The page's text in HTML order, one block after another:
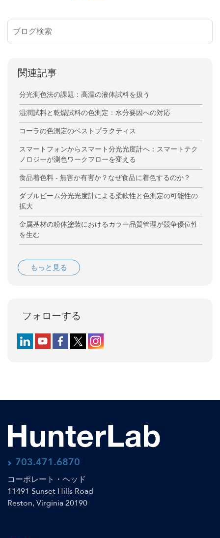
関連記事
分光測色法の課題：高温の液体試料を扱う
湿潤試料と乾燥試料の色測定：水分要因への対応
コーラの色測定のベストプラクティス
スマートフォンからスマート分光光度計へ：スマートテク
ノロジーが測色ワークフローを変える
食品着色料 - 無害か有害か？なぜ食品に着色するのか？
ダブルビーム分光光度計による柔軟性と色測定の可能性の
拡大
金属基材の粉体塗装におけるカラー品質管理が競争優位性
を生む
もっと見る
フォローする
Follow us on LinkedIn
Follow us on YouTube
Follow us on Facebook
Follow us on X (formerly Twitter)
Follow us on Instagram
703.471.6870
コーポレート・ヘッド
11491 Sunset Hills Road
Reston, Virginia 20190